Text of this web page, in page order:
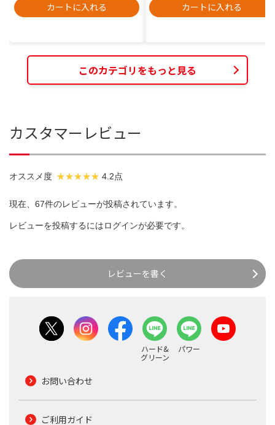
カートに入れる カートに入れる
このカテゴリをもっと見る
カスタマーレビュー
オススメ度 4.2点
現在、67件のレビューが投稿されています。
レビューを投稿するにはログインが必要です。
レビューを書く
ハード&
グリーン
パワー
お問い合わせ
ご利用ガイド